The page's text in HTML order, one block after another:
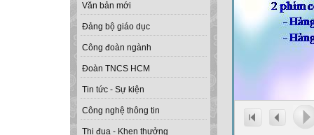
Văn bản mới
Đảng bộ giáo dục
Công đoàn ngành
Đoàn TNCS HCM
Tin tức - Sự kiện
Công nghệ thông tin
Thi đua - Khen thưởng